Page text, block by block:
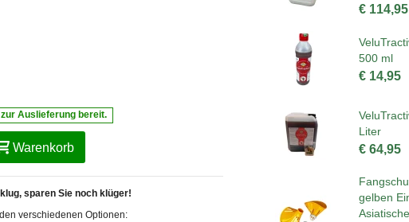
Auslieferung bereit.
Warenkorb
sparen Sie noch klüger!
verschiedenen Optionen:
€ 114,95
500 ml
€ 14,95
Liter
€ 64,95
gelben